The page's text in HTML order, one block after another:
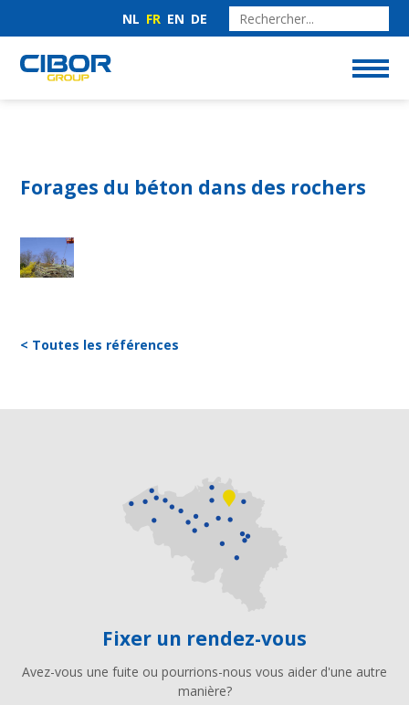
NL FR EN DE
Forages du béton dans des rochers
< Toutes les références
Fixer un rendez-vous
Avez-vous une fuite ou pourrions-nous vous aider d'une autre
manière?